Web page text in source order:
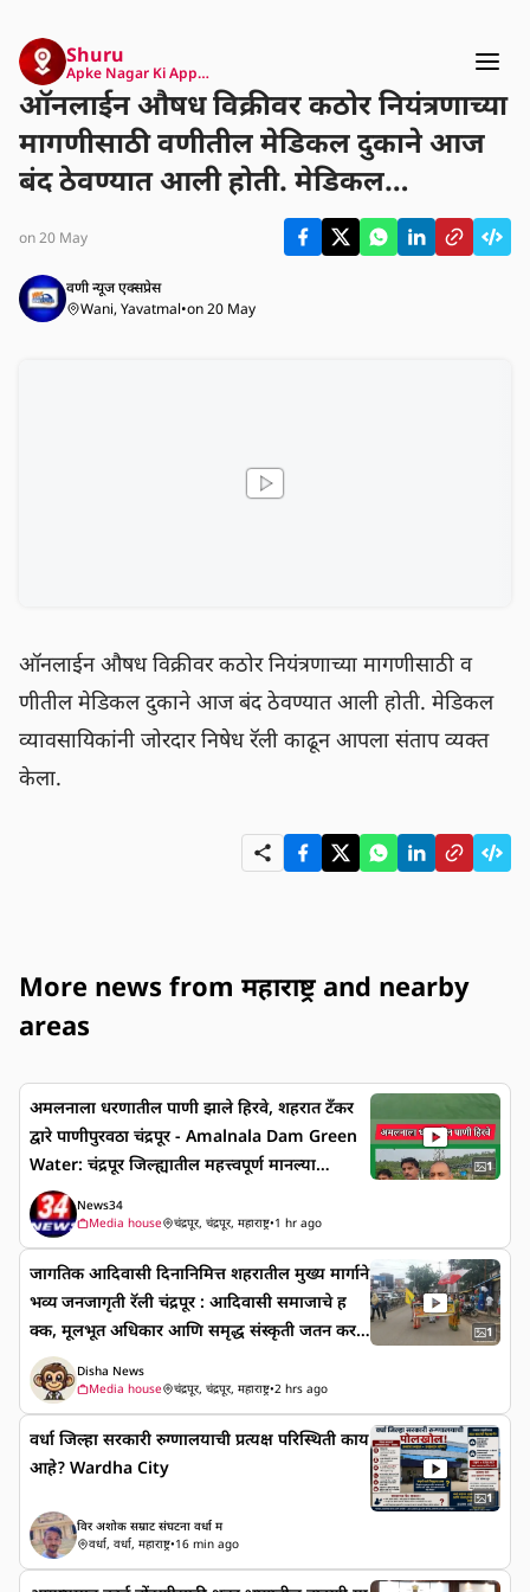
Shuru
Apke Nagar Ki App…
ऑनलाईन औषध विक्रीवर कठोर नियंत्रणाच्या
मागणीसाठी वणीतील मेडिकल दुकाने आज
बंद ठेवण्यात आली होती. मेडिकल
व्यावसायिकांनी जोरदार निषेध रॅली काढून
आपला संताप व्यक्त केला.
on 20 May
वणी न्यूज एक्सप्रेस
Wani, Yavatmal•on 20 May
ऑनलाईन औषध विक्रीवर कठोर नियंत्रणाच्या मागणीसाठी व
णीतील मेडिकल दुकाने आज बंद ठेवण्यात आली होती. मेडिकल
व्यावसायिकांनी जोरदार निषेध रॅली काढून आपला संताप व्यक्त
केला.
More news from महाराष्ट्र and nearby
areas
अमलनाला धरणातील पाणी झाले हिरवे, शहरात टँकर
द्वारे पाणीपुरवठा चंद्रपूर - Amalnala Dam Green
Water: चंद्रपूर जिल्ह्यातील महत्त्वपूर्ण मानल्या
जाणाऱ्या अमलनाला धरणातील पाण्याचा रंग अचानक
हिरवट झाल्याने गडचांदूर शहरासह परिसरात खळबळ उ
डाली आहे. धरणातील पाण्याचा रंग बदलल्यामुळे
पिण्याच्या पाण्याच्या गुणवत्तेबाबत गंभीर चिंता व्यक्त
केली जात आहे. परिस्थिती स्पष्ट होईपर्यंत धरणातील
पाणी पिण्यासाठी वापरू नये, असे आवाहन गडचांदूर न
गरपरिषदेने केले आहे. या घटनेमुळे सुमारे ५० हजार नाग
रिकांच्या आरोग्याचा प्रश्न ऐरणीवर आला आहे.
1
News34
Media house
चंद्रपूर, चंद्रपूर, महाराष्ट्र•1 hr ago
जागतिक आदिवासी दिनानिमित्त शहरातील मुख्य मार्गाने
भव्य जनजागृती रॅली ​चंद्रपूर : ​आदिवासी समाजाचे ह
क्क, मूलभूत अधिकार आणि समृद्ध संस्कृती जतन कर
ण्याच्या उद्देशाने आज शहरात मुख्य मार्गावरून भव्य जन
जागृती रॅली काढण्यात आली. ​युनोने (UNO) ९ ऑगस्ट
१९९४ रोजी जिनेव्हा येथील परिषदेत आदिवासी स
माजाचे अस्तित्व व अस्मिता जपण्यासाठी हा दिवस
'जागतिक आदिवासी दिन' म्हणून घोषित केला होता.
रातील प्रमुख मार्गांवरून ही रॅली शिस्तबद्धतेत पार पड
ली. ​या रॅलीत समाजबांधव मोठ्या संख्येने सहभागी झाले
होते. रॅलीच्या माध्यमातून समाजाचे मूलभूत हक्क, जल-
1
Disha News
Media house
चंद्रपूर, चंद्रपूर, महाराष्ट्र•2 hrs ago
वर्धा जिल्हा सरकारी रुग्णालयाची प्रत्यक्ष परिस्थिती काय
आहे? Wardha City
1
विर अशोक सम्राट संघटना वर्धा म
वर्धा, वर्धा, महाराष्ट्र•16 min ago